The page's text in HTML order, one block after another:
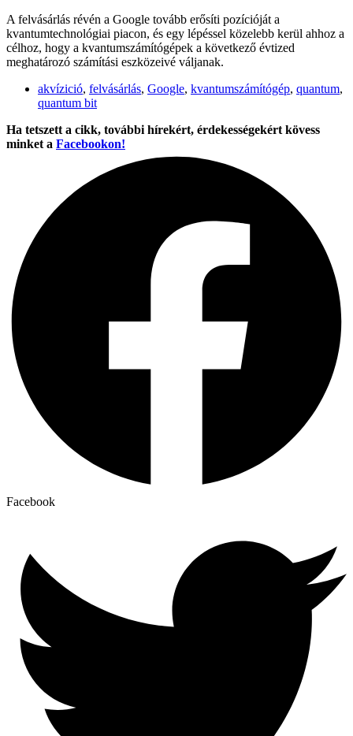
A felvásárlás révén a Google tovább erősíti pozícióját a
kvantumtechnológiai piacon, és egy lépéssel közelebb kerül ahhoz a
célhoz, hogy a kvantumszámítógépek a következő évtized
meghatározó számítási eszközeivé váljanak.
akvízició, felvásárlás, Google, kvantumszámítógép, quantum,
quantum bit
Ha tetszett a cikk, további hírekért, érdekességekért kövess
minket a Facebookon!
Facebook